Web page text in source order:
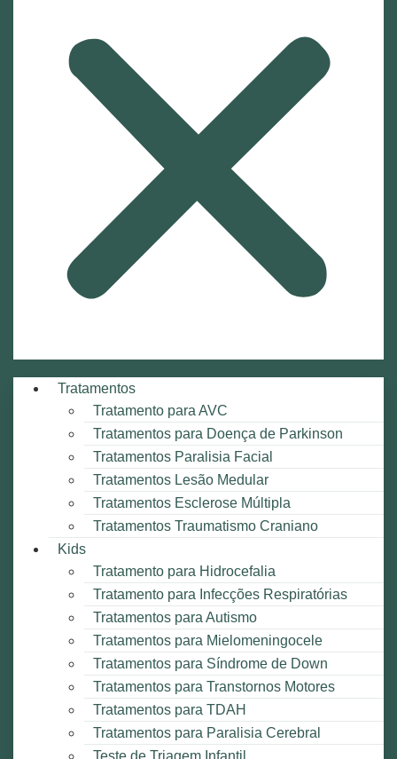
Tratamentos
Tratamento para AVC
Tratamentos para Doença de Parkinson
Tratamentos Paralisia Facial
Tratamentos Lesão Medular
Tratamentos Esclerose Múltipla
Tratamentos Traumatismo Craniano
Kids
Tratamento para Hidrocefalia
Tratamento para Infecções Respiratórias
Tratamentos para Autismo
Tratamentos para Mielomeningocele
Tratamentos para Síndrome de Down
Tratamentos para Transtornos Motores
Tratamentos para TDAH
Tratamentos para Paralisia Cerebral
Teste de Triagem Infantil